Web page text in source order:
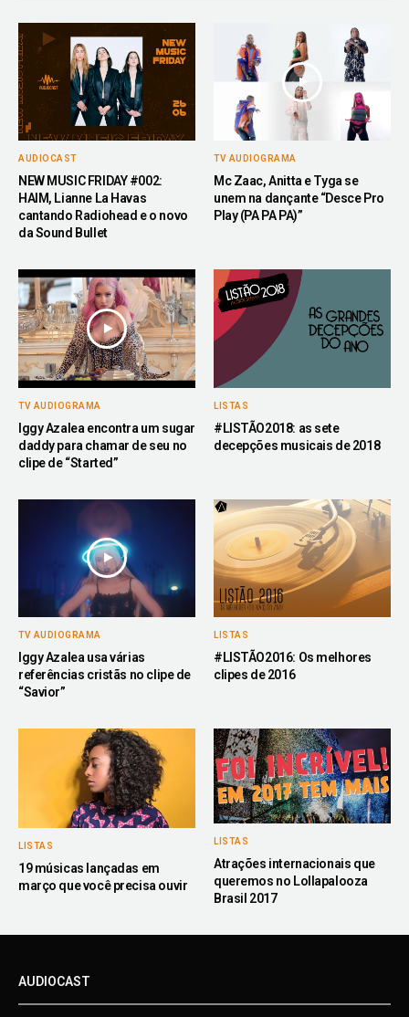
AUDIOCAST
NEW MUSIC FRIDAY #002:
HAIM, Lianne La Havas
cantando Radiohead e o novo
da Sound Bullet
TV AUDIOGRAMA
Mc Zaac, Anitta e Tyga se
unem na dançante “Desce Pro
Play (PA PA PA)”
TV AUDIOGRAMA
Iggy Azalea encontra um sugar
daddy para chamar de seu no
clipe de “Started”
LISTAS
#LISTÃO2018: as sete
decepções musicais de 2018
TV AUDIOGRAMA
Iggy Azalea usa várias
referências cristãs no clipe de
“Savior”
LISTAS
#LISTÃO2016: Os melhores
clipes de 2016
LISTAS
19 músicas lançadas em
março que você precisa ouvir
LISTAS
Atrações internacionais que
queremos no Lollapalooza
Brasil 2017
AUDIOCAST